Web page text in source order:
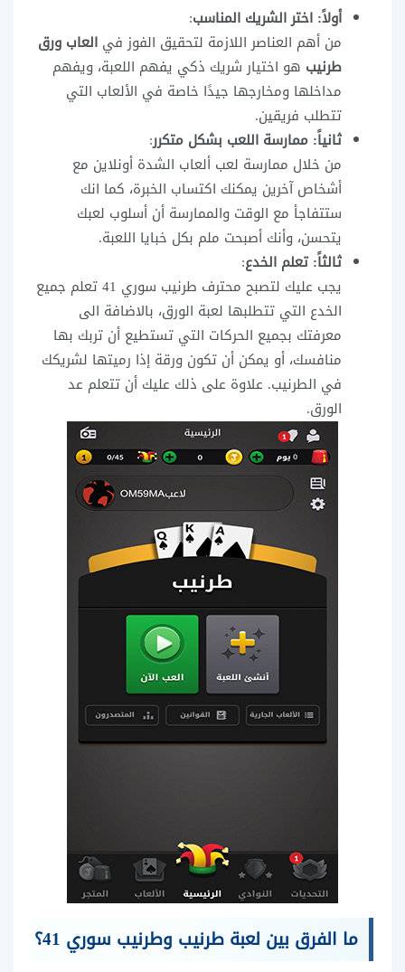
أولاً: اختر الشريك المناسب:
من أهم العناصر اللازمة لتحقيق الفوز في العاب ورق
طرنيب هو اختيار شريك ذكي يفهم اللعبة، ويفهم
مداخلها ومخارجها جيدًا خاصة في الألعاب التي
تتطلب فريقين.
ثانياً: ممارسة اللعب بشكل متكرر:
من خلال ممارسة لعب ألعاب الشدة أونلاين مع
أشخاص آخرين يمكنك اكتساب الخبرة، كما انك
ستتفاجأ مع الوقت والممارسة أن أسلوب لعبك
يتحسن، وأنك أصبحت ملم بكل خبايا اللعبة.
ثالثاً: تعلم الخدع:
يجب عليك لتصبح محترف طرنيب سوري 41 تعلم جميع
الخدع التي تتطلبها لعبة الورق، بالاضافة الى
معرفتك بجميع الحركات التي تستطيع أن تربك بها
منافسك، أو يمكن أن تكون ورقة إذا رميتها لشريكك
في الطرنيب. علاوة على ذلك عليك أن تتعلم عد
الورق.
ما الفرق بين لعبة طرنيب وطرنيب سوري 41؟